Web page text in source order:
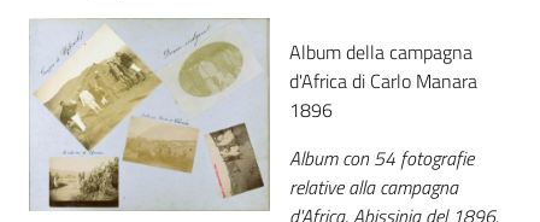
Album della campagna
d'Africa di Carlo Manara
1896
Album con 54 fotografie
relative alla campagna
d'Africa, Abissinia del 1896.